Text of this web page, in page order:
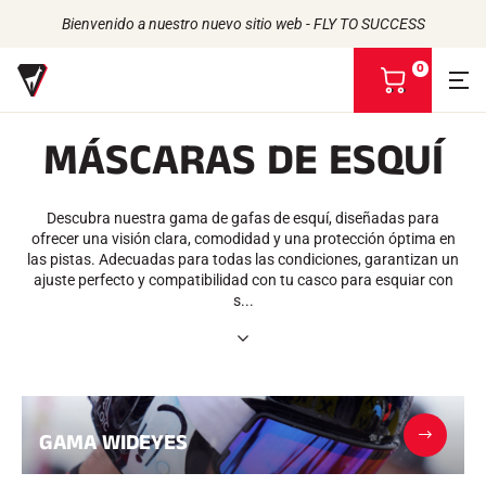
Bienvenido a nuestro nuevo sitio web - FLY TO SUCCESS
PRODUCTOS
UNIVERSO
NUESTRAS MARCAS
LA CASA VOLA
Volver
CERAS
De origen biológico
Todo tipo de nieve
Racing Wax
Cera de retención
Acabado
Cepillos
Rascadores
Repare
Volver
Volver
Volver
LA HISTORIA
ATLETAS
COMPROMISO RSE
VOLA ADVICE
0
V
m
i
e
s
t
a
MÁSCARAS DE ESQUÍ
Descubra nuestra gama de gafas de esquí, diseñadas para
ofrecer una visión clara, comodidad y una protección óptima en
las pistas. Adecuadas para todas las condiciones, garantizan un
ajuste perfecto y compatibilidad con tu casco para esquiar con
s...
GAMA WIDEYES